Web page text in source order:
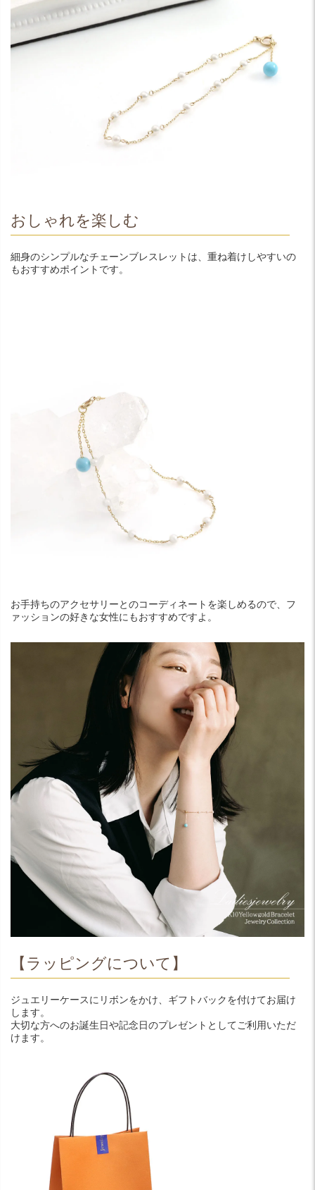
おしゃれを楽しむ
細身のシンプルなチェーンブレスレットは、重ね着けしやすいの
もおすすめポイントです。
お手持ちのアクセサリーとのコーディネートを楽しめるので、フ
ァッションの好きな女性にもおすすめですよ。
【ラッピングについて】
ジュエリーケースにリボンをかけ、ギフトバックを付けてお届け
します。
大切な方へのお誕生日や記念日のプレゼントとしてご利用いただ
けます。